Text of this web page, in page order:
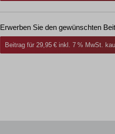
Erwerben Sie den gewünschten
Beitrag für 29,95 € inkl. 7 % MwSt.